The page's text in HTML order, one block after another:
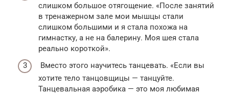
слишком большое отягощение. «После занятий
в тренажерном зале мои мышцы стали
слишком большими и я стала похожа на
гимнастку, а не на балерину. Моя шея стала
реально короткой».
Вместо этого научитесь танцевать. «Если вы
хотите тело танцовщицы — танцуйте.
Танцевальная аэробика — это моя любимая